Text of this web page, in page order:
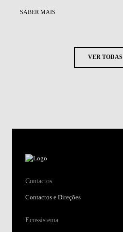
SABER MAIS
VER TODAS
Contactos
Contactos e Direções
Ecossistema